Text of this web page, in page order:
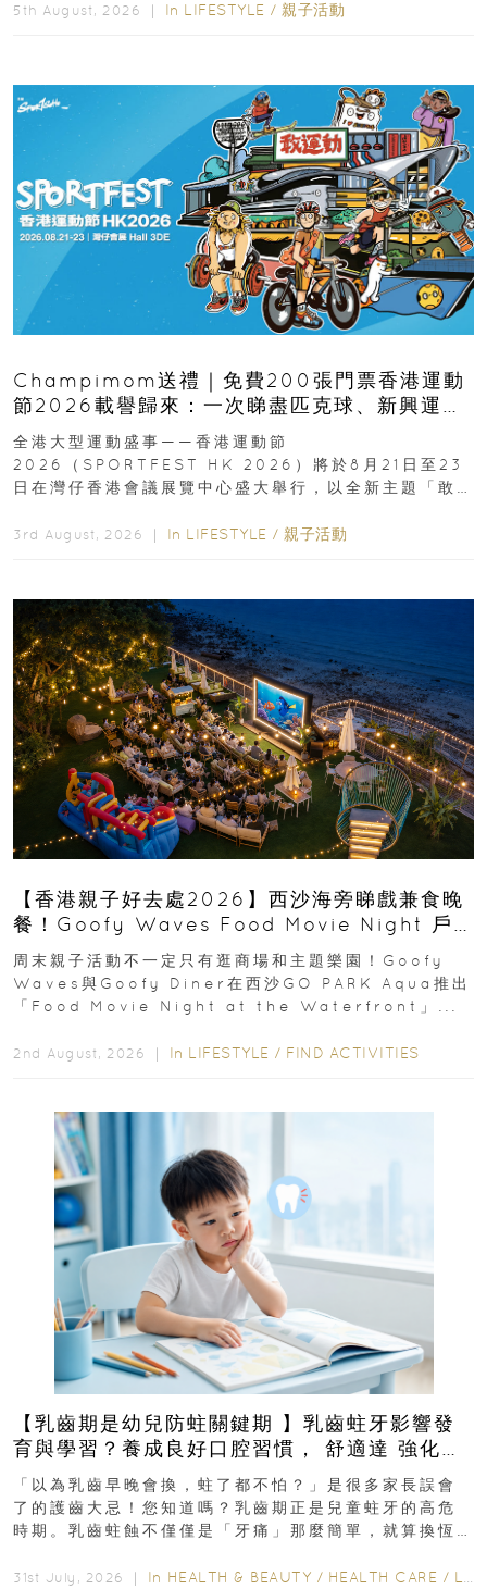
5th August, 2026 ｜ In LIFESTYLE / 親子活動
Champimom送禮｜免費200張門票香港運動
節2026載譽歸來：一次睇盡匹克球、新興運
動、街舞比賽＋逾百運動品牌展覽
全港大型運動盛事——香港運動節
2026（SPORTFEST HK 2026）將於8月21日至23
日在灣仔香港會議展覽中心盛大舉行，以全新主題「敢
3rd August, 2026 ｜ In LIFESTYLE / 親子活動
【香港親子好去處2026】西沙海旁睇戲兼食晚
餐！Goofy Waves Food Movie Night 戶
外影院逢週末登場
周末親子活動不一定只有逛商場和主題樂園！Goofy
Waves與Goofy Diner在西沙GO PARK Aqua推出
「Food Movie Night at the Waterfront」...
2nd August, 2026 ｜ In LIFESTYLE / FIND ACTIVITIES
【乳齒期是幼兒防蛀關鍵期 】乳齒蛀牙影響發
育與學習？養成良好口腔習慣， 舒適達 強化琺
瑯質 兒童牙膏防護指南
「以為乳齒早晚會換，蛀了都不怕？」是很多家長誤會
了的護齒大忌！您知道嗎？乳齒期正是兒童蛀牙的高危
時期。乳齒蛀蝕不僅僅是「牙痛」那麼簡單，就算換恆
31st July, 2026 ｜ In HEALTH & BEAUTY / HEALTH CARE / LIFESTYLE